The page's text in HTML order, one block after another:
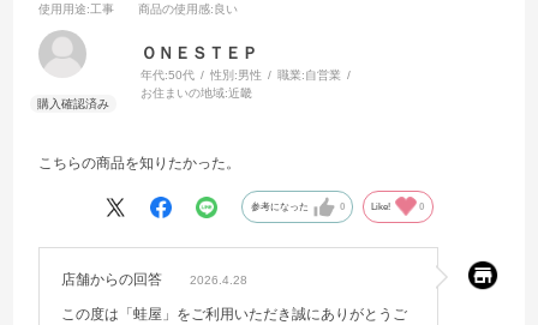
使用用途:工事 商品の使用感:良い
ＯＮＥＳＴＥＰ
年代:50代 性別:男性 職業:自営業
お住まいの地域:近畿
こちらの商品を知りたかった。
参考になった 0 Like! 0
店舗からの回答 2026.4.28
この度は「蛙屋」をご利用いただき誠にありがとうご